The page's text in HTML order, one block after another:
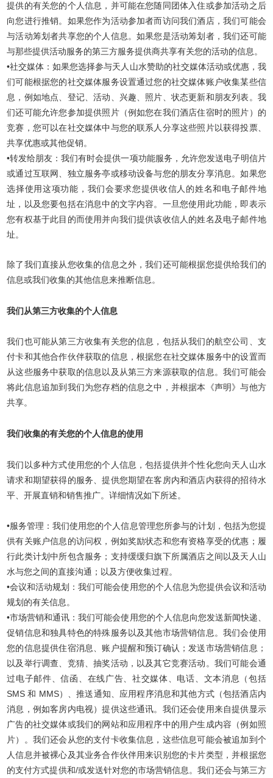
提供的有关您的个人信息，并可能在您随同团体入住或参加活动之后
向您进行推销。如果您作为活动参加者而访问我们酒店，我们可能会
与活动筹划者共享您的个人信息。如果您是活动筹划者，我们还可能
与那些提供活动服务的第三方服务提供商共享有关您的活动的信息。
•社交媒体：如果您选择参与天人山水赞助的社交媒体活动或优惠，我
们可能根据您的社交媒体服务设置通过您的社交媒体账户收集某些信
息，例如地点、登记、活动、兴趣、照片、状态更新和朋友列表。我
们还可能允许您参加提供照片（例如您在我们酒店住宿时的照片）的
竞赛，您可以在社交媒体中与您的联系人分享这些照片以获得投票、
共享优惠或其他促销。
•转发给朋友：我们有时会提供一项功能服务，允许您发送电子明信片
或通过互联网、独立服务亭或移动设备与您的朋友分享消息。如果您
选择使用这项功能，我们会要求您提供收信人的姓名和电子邮件地
址，以及您要包括在消息中的文字内容。一旦您使用此功能，即表示
您有权基于此目的而使用并向我们提供该收信人的姓名及电子邮件地
址。
除了我们直接从您收集的信息之外，我们还可能根据您提供给我们的
信息或我们收集的其他信息来推断信息。
我们从第三方收集的个人信息
我们也可能从第三方收集有关您的信息，包括从我们的航空公司、支
付卡和其他合作伙伴获取的信息，根据您在社交媒体服务中的设置而
从这些服务中获取的信息以及从第三方来源获取的信息。我们可能会
将此信息追加到我们为您存档的信息之中，并根据本《声明》与他方
共享。
我们收集的有关您的个人信息的使用
我们以多种方式使用您的个人信息，包括提供并个性化您向天人山水
请求和期望获得的服务、提供您期望在客房内和酒店内获得的招待水
平、开展直销和销售推广。详细情况如下所述。
•服务管理：我们使用您的个人信息管理您所参与的计划，包括为您提
供有关账户信息的访问权，例如奖励状态和您有资格享受的优惠；履
行此类计划中所包含服务；支持缓缓归旗下所属酒店之间以及天人山
水与您之间的直接沟通；以及方便收集过程。
•会议和活动规划：我们可能会使用您的个人信息为您提供会议和活动
规划的有关信息。
•市场营销和通讯：我们可能会使用您的个人信息向您发送新闻快递、
促销信息和独具特色的特殊服务以及其他市场营销信息。我们会使用
您的信息提供住宿消息、账户提醒和预订确认；发送市场营销信息；
以及举行调查、竞猜、抽奖活动，以及其它竞赛活动。我们可能会通
过电子邮件、信函、在线广告、社交媒体、电话、文本消息（包括
SMS 和 MMS）、推送通知、应用程序消息和其他方式（包括酒店内
消息，例如客房内电视）提供这些通讯。我们还会使用来自提供显示
广告的社交媒体或我们的网站和应用程序中的用户生成内容（例如照
片）。我们还会从您的支付卡收集信息，这些信息可能会被追加到个
人信息并被裸心及其业务合作伙伴用来识别您的卡片类型，并根据您
的支付方式提供和/或发送针对您的市场营销信息。我们还会与第三方